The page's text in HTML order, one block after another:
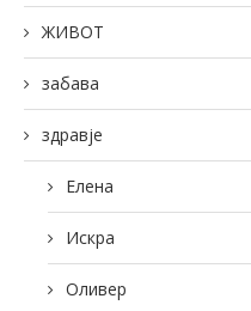
ЖИВОТ
забава
здравје
Елена
Искра
Оливер